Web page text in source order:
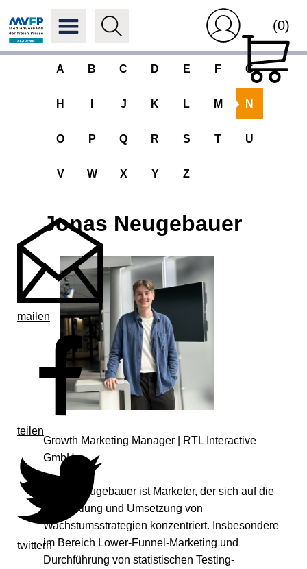
(0)
A B C D E F G
H J K L M N
O P Q R S T U
V W X Y Z
mailen
teilen
twittern
Jonas Neugebauer
Growth Marketing Manager | RTL Interactive
GmbH
Jonas Neugebauer ist Marketer, der sich auf die
Entwicklung und Umsetzung von
Wachstumsstrategien konzentriert. Insbesondere
im Bereich Lower-Funnel-Marketing und
Durchführung von statistischen Testing-